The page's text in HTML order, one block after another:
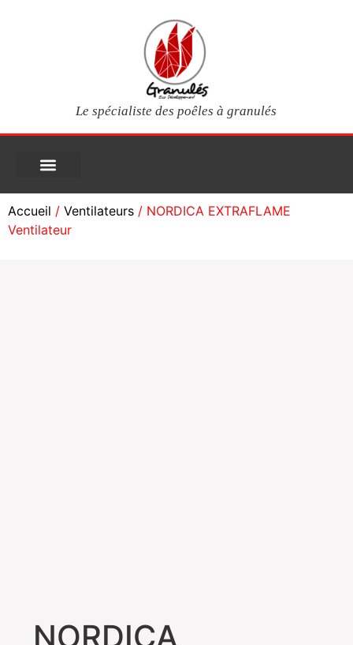
Le spécialiste des poêles à granulés
Accueil / Ventilateurs / NORDICA EXTRAFLAME
Ventilateur
NORDICA